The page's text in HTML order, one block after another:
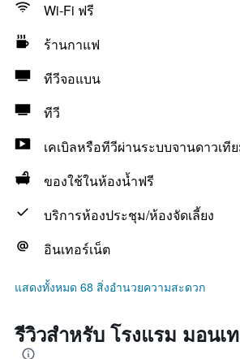
Wi-Fi ฟรี
ร้านกาแฟ
ทีวีจอแบน
ทีวี
เคเบิลหรือทีวีผ่านระบบจานดาวเที
ของใช้ในห้องน้ำฟรี
บริการห้องประชุม/ห้องจัดเลี้ยง
อินเทอร์เน็ต
แสดงทั้งหมด 68 สิ่งอำนวยความสะดวก
รีวิวสำหรับ โรงแรม มอนเ